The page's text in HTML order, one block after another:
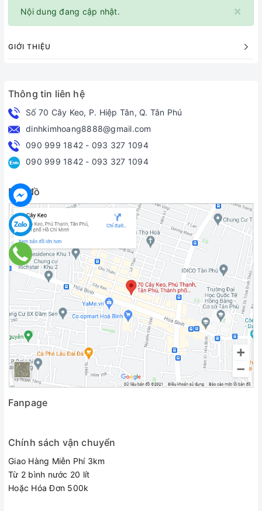
×
Nội dung đang cập nhật.
GIỚI THIỆU
Thông tin liên hệ
Số 70 Cây Keo, P. Hiệp Tân, Q. Tân Phú
dinhkimhoang8888@gmail.com
090 999 1842 - 093 327 1094
090 999 1842 - 093 327 1094
Bản đồ
Fanpage
Chính sách vận chuyển
Giao Hàng Miễn Phí 3km
Từ 2 bình nước 20 lít
Hoặc Hóa Đơn 500k